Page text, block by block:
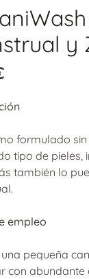
y
formulado
tipo de pieles,
también lo
empleo
pequeña
con abundante